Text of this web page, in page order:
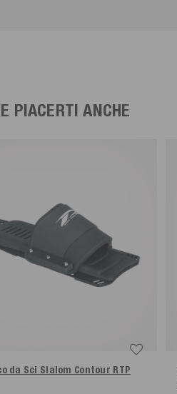
PIACERTI ANCHE
da Sci Slalom Contour RTP